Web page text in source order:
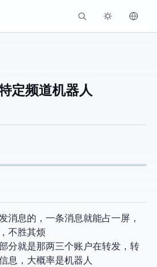
转发特定频道机器人
消息的，一条消息就能占一屏，
不胜其烦
分就是那两三个账户在转发，转
息，大概率是机器人